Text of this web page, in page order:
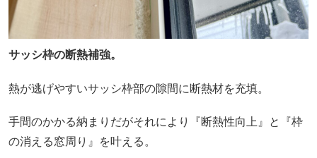
サッシ枠の断熱補強。
熱が逃げやすいサッシ枠部の隙間に断熱材を充填。
手間のかかる納まりだがそれにより『断熱性向上』と『枠
の消える窓周り』を叶える。